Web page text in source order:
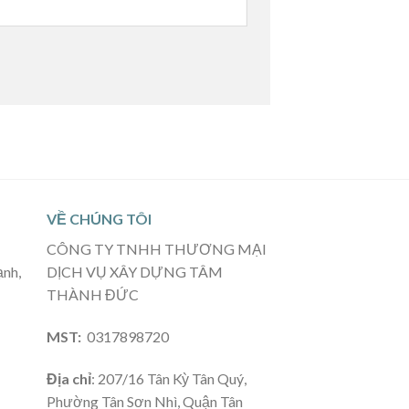
VỀ CHÚNG TÔI
CÔNG TY TNHH THƯƠNG MẠI
DỊCH VỤ XÂY DỰNG TÂM
THÀNH ĐỨC
MST: 0317898720
Địa chỉ: 207/16 Tân Kỳ Tân Quý,
Phường Tân Sơn Nhì, Quận Tân